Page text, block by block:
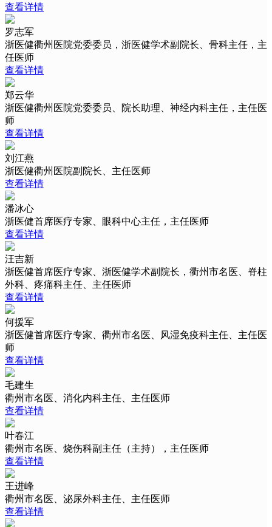
查看详情
罗志军
浙医健衢州医院党委委员，浙医健学术副院长、骨科主任，主
任医师
查看详情
郑云华
浙医健衢州医院党委委员、院长助理、神经内科主任，主任医
师
查看详情
刘江燕
浙医健衢州医院副院长、主任医师
查看详情
潘冰心
浙医健首席医疗专家、眼科中心主任，主任医师
查看详情
汪吉新
浙医健首席医疗专家、浙医健学术副院长，衢州市名医、脊柱
外科、疼痛科主任、主任医师
查看详情
何援军
浙医健首席医疗专家、衢州市名医、风湿免疫科主任、主任医
师
查看详情
毛建生
衢州市名医、消化内科主任、主任医师
查看详情
叶春江
衢州市名医、烧伤科副主任（主持），主任医师
查看详情
王进峰
衢州市名医、泌尿外科主任、主任医师
查看详情